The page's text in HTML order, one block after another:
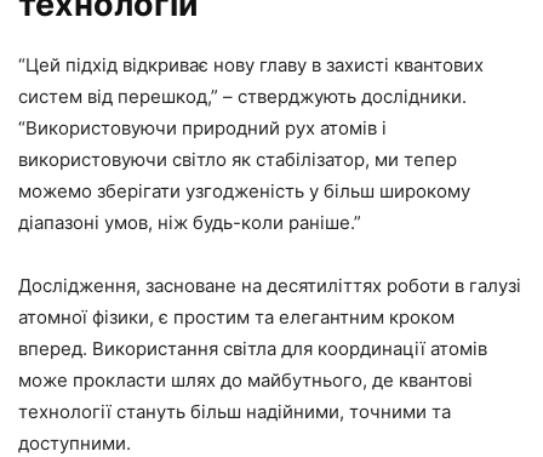
“Цей підхід відкриває нову главу в захисті квантових
систем від перешкод,” – стверджують дослідники.
“Використовуючи природний рух атомів і
використовуючи світло як стабілізатор, ми тепер
можемо зберігати узгодженість у більш широкому
діапазоні умов, ніж будь-коли раніше.”
Дослідження, засноване на десятиліттях роботи в галузі
атомної фізики, є простим та елегантним кроком
вперед. Використання світла для координації атомів
може прокласти шлях до майбутнього, де квантові
технології стануть більш надійними, точними та
доступними.